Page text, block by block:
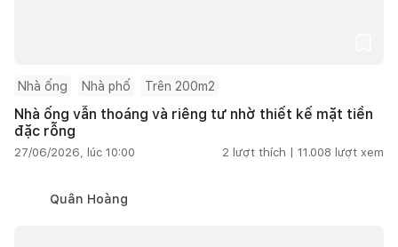
Nhà ống Nhà phố Trên 200m2
Nhà ống vẫn thoáng và riêng tư nhờ thiết kế mặt tiền
đặc rỗng
27/06/2026, lúc 10:00 2 lượt thích | 11.008 lượt xem
Quân Hoàng